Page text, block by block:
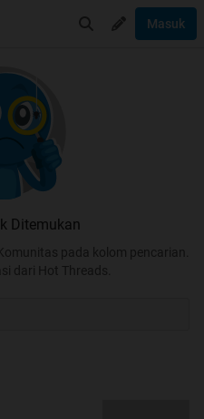
Masuk
Ditemukan
pada kolom pencarian.
dari Hot Threads.